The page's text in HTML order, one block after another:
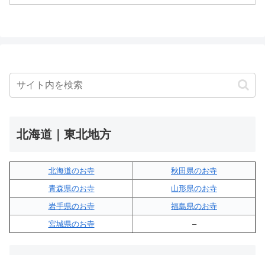
北海道｜東北地方
北海道のお寺
秋田県のお寺
青森県のお寺
山形県のお寺
岩手県のお寺
福島県のお寺
宮城県のお寺
–